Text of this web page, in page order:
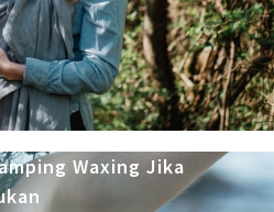
Waxing Jika